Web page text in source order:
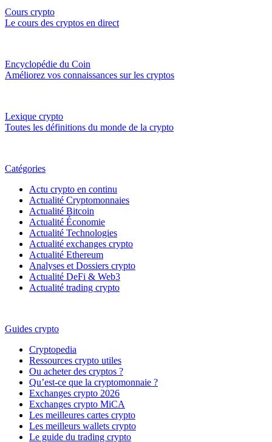
Cours crypto
Le cours des cryptos en direct
Encyclopédie du Coin
Améliorez vos connaissances sur les cryptos
Lexique crypto
Toutes les définitions du monde de la crypto
Catégories
Actu crypto en continu
Actualité Cryptomonnaies
Actualité Bitcoin
Actualité Économie
Actualité Technologies
Actualité exchanges crypto
Actualité Ethereum
Analyses et Dossiers crypto
Actualité DeFi & Web3
Actualité trading crypto
Guides crypto
Cryptopedia
Ressources crypto utiles
Ou acheter des cryptos ?
Qu’est-ce que la cryptomonnaie ?
Exchanges crypto 2026
Exchanges crypto MiCA
Les meilleures cartes crypto
Les meilleurs wallets crypto
Le guide du trading crypto